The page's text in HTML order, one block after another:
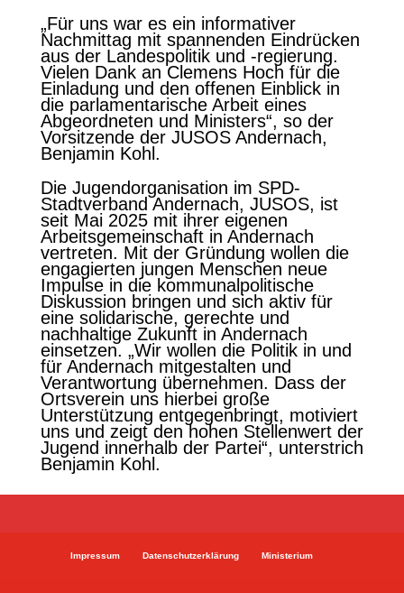
„Für uns war es ein informativer
Nachmittag mit spannenden Eindrücken
aus der Landespolitik und -regierung.
Vielen Dank an Clemens Hoch für die
Einladung und den offenen Einblick in
die parlamentarische Arbeit eines
Abgeordneten und Ministers“, so der
Vorsitzende der JUSOS Andernach,
Benjamin Kohl.
Die Jugendorganisation im SPD-
Stadtverband Andernach, JUSOS, ist
seit Mai 2025 mit ihrer eigenen
Arbeitsgemeinschaft in Andernach
vertreten. Mit der Gründung wollen die
engagierten jungen Menschen neue
Impulse in die kommunalpolitische
Diskussion bringen und sich aktiv für
eine solidarische, gerechte und
nachhaltige Zukunft in Andernach
einsetzen. „Wir wollen die Politik in und
für Andernach mitgestalten und
Verantwortung übernehmen. Dass der
Ortsverein uns hierbei große
Unterstützung entgegenbringt, motiviert
uns und zeigt den hohen Stellenwert der
Jugend innerhalb der Partei“, unterstrich
Benjamin Kohl.
Impressum Datenschutzerklärung Ministerium